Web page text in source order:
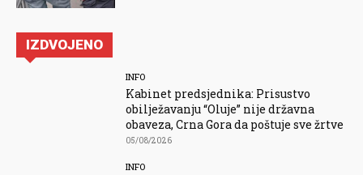
IZDVOJENO
INFO
Kabinet predsjednika: Prisustvo
obilježavanju “Oluje” nije državna
obaveza, Crna Gora da poštuje sve žrtve
05/08/2026
INFO